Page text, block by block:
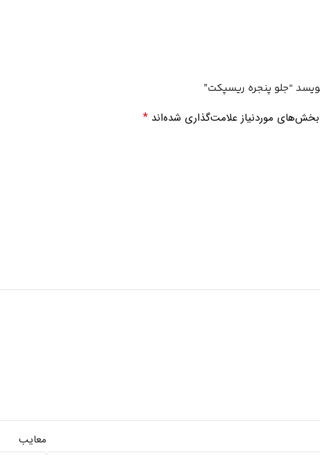
“جلو پنجره ریسپکت”
بخش‌های موردنیاز علامت‌گذاری شده‌اند *
معایب